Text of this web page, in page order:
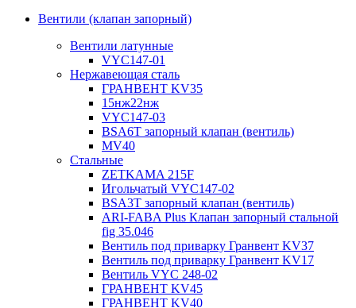
Вентили (клапан запорный)
Вентили латунные
VYC147-01
Нержавеющая сталь
ГРАНВЕНТ KV35
15нж22нж
VYC147-03
BSA6T запорный клапан (вентиль)
MV40
Стальные
ZETKAMA 215F
Игольчатый VYC147-02
BSA3T запорный клапан (вентиль)
ARI-FABA Plus Клапан запорный стальной
fig 35.046
Вентиль под приварку Гранвент KV37
Вентиль под приварку Гранвент KV17
Вентиль VYC 248-02
ГРАНВЕНТ KV45
ГРАНВЕНТ KV40